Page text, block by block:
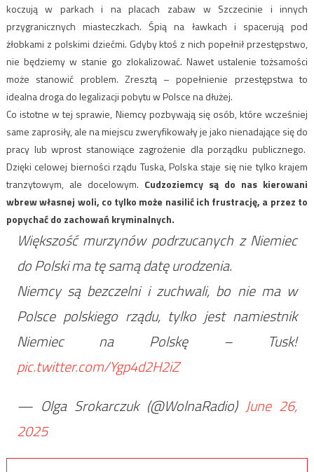
koczują w parkach i na placach zabaw w Szczecinie i innych
przygranicznych miasteczkach. Śpią na ławkach i spacerują pod
żłobkami z polskimi dziećmi. Gdyby ktoś z nich popełnił przestępstwo,
nie będziemy w stanie go zlokalizować. Nawet ustalenie tożsamości
może stanowić problem. Zresztą – popełnienie przestępstwa to
idealna droga do legalizacji pobytu w Polsce na dłużej.
Co istotne w tej sprawie, Niemcy pozbywają się osób, które wcześniej
same zaprosiły, ale na miejscu zweryfikowały je jako nienadające się do
pracy lub wprost stanowiące zagrożenie dla porządku publicznego.
Dzięki celowej bierności rządu Tuska, Polska staje się nie tylko krajem
tranzytowym, ale docelowym. Cudzoziemcy są do nas kierowani
wbrew własnej woli, co tylko może nasilić ich frustrację, a przez to
popychać do zachowań kryminalnych.
Większość murzynów podrzucanych z Niemiec
do Polski ma tę samą datę urodzenia.
Niemcy są bezczelni i zuchwali, bo nie ma w
Polsce polskiego rządu, tylko jest namiestnik
Niemiec na Polskę – Tusk!
pic.twitter.com/Ygp4d2H2iZ
— Olga Srokarczuk (@WolnaRadio)June 26,
2025